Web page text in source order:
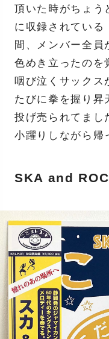
頂いた時がちょう
に収録されている
間、メンバー全員
色めき立ったのを
咽び泣くサックス
たびに拳を握り昇
投げ売られてまし
小躍りしながら帰
SKA and